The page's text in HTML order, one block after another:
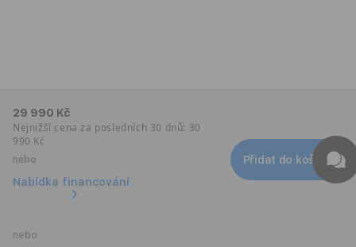
29 990 Kč
Nejnižší cena za posledních 30 dnů: 30
990 Kč
nebo
Nabídka financování
Přidat do košíku
nebo